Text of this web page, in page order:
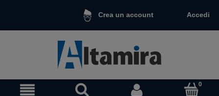
Crea un account Accedi